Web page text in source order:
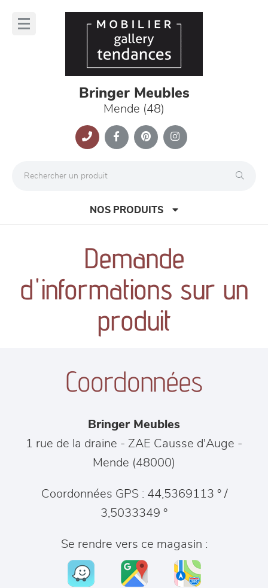
Bringer Meubles
Mende (48)
NOS PRODUITS
canapés et fauteuils
séjours
meubles de complément
chambres et dressing
décoration
Demande
d'informations sur un
produit
Coordonnées
Bringer Meubles
1 rue de la draine - ZAE Causse d'Auge -
Mende (48000)
Coordonnées GPS : 44,5369113 ° /
3,5033349 °
Se rendre vers ce magasin :